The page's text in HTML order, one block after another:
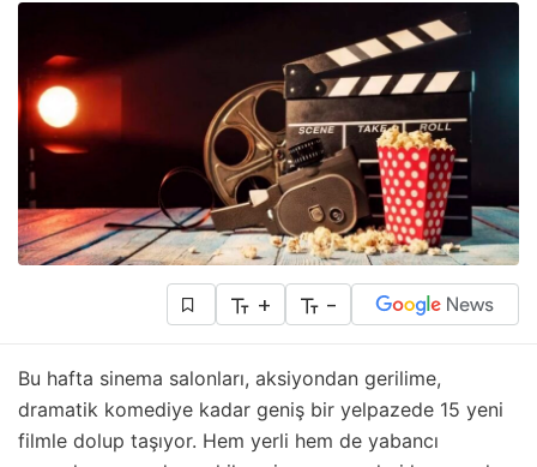
+ -
Bu hafta sinema salonları, aksiyondan gerilime,
dramatik komediye kadar geniş bir yelpazede 15 yeni
filmle dolup taşıyor. Hem yerli hem de yabancı